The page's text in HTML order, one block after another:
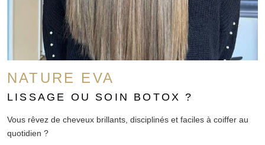
NATURE EVA
LISSAGE OU SOIN BOTOX ?
Vous rêvez de cheveux brillants, disciplinés et faciles à coiffer au
quotidien ?